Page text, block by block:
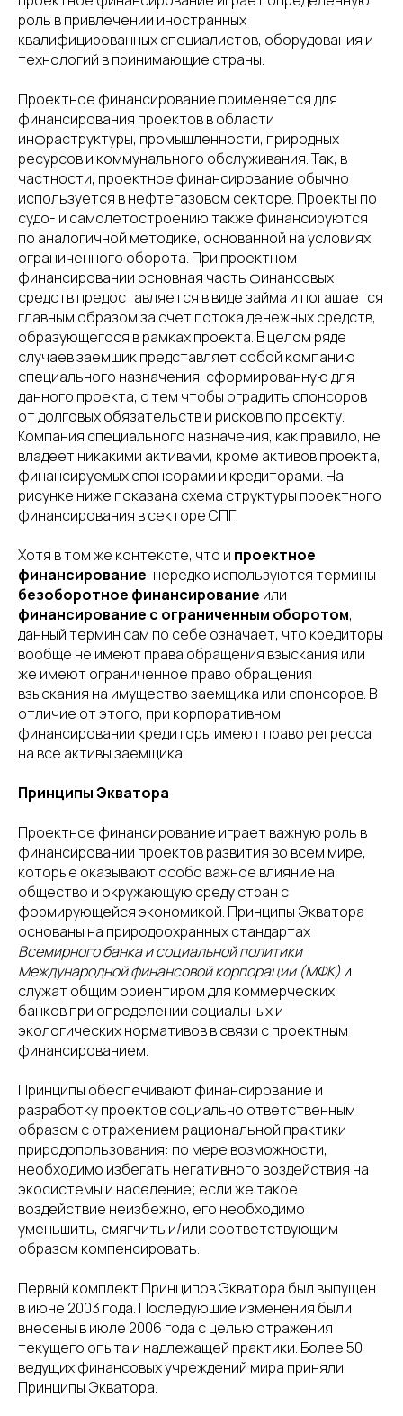
роль в привлечении иностранных
квалифицированных специалистов, оборудования и
технологий в принимающие страны.
Проектное финансирование применяется для
финансирования проектов в области
инфраструктуры, промышленности, природных
ресурсов и коммунального обслуживания. Так, в
частности, проектное финансирование обычно
используется в нефтегазовом секторе. Проекты по
судо- и самолетостроению также финансируются
по аналогичной методике, основанной на условиях
ограниченного оборота. При проектном
финансировании основная часть финансовых
средств предоставляется в виде займа и погашается
главным образом за счет потока денежных средств,
образующегося в рамках проекта. В целом ряде
случаев заемщик представляет собой компанию
специального назначения, сформированную для
данного проекта, с тем чтобы оградить спонсоров
от долговых обязательств и рисков по проекту.
Компания специального назначения, как правило, не
владеет никакими активами, кроме активов проекта,
финансируемых спонсорами и кредиторами. На
рисунке ниже показана схема структуры проектного
финансирования в секторе СПГ.
Хотя в том же контексте, что и проектное
финансирование, нередко используются термины
безоборотное финансирование или
финансирование с ограниченным оборотом,
данный термин сам по себе означает, что кредиторы
вообще не имеют права обращения взыскания или
же имеют ограниченное право обращения
взыскания на имущество заемщика или спонсоров. В
отличие от этого, при корпоративном
финансировании кредиторы имеют право регресса
на все активы заемщика.
Принципы Экватора
Проектное финансирование играет важную роль в
финансировании проектов развития во всем мире,
которые оказывают особо важное влияние на
общество и окружающую среду стран с
формирующейся экономикой. Принципы Экватора
основаны на природоохранных стандартах
Всемирного банка и социальной политики
Международной финансовой корпорации (МФК)и
служат общим ориентиром для коммерческих
банков при определении социальных и
экологических нормативов в связи с проектным
финансированием.
Принципы обеспечивают финансирование и
разработку проектов социально ответственным
образом с отражением рациональной практики
природопользования: по мере возможности,
необходимо избегать негативного воздействия на
экосистемы и население; если же такое
воздействие неизбежно, его необходимо
уменьшить, смягчить и/или соответствующим
образом компенсировать.
Первый комплект Принципов Экватора был выпущен
в июне 2003 года. Последующие изменения были
внесены в июле 2006 года с целью отражения
текущего опыта и надлежащей практики. Более 50
ведущих финансовых учреждений мира приняли
Принципы Экватора.